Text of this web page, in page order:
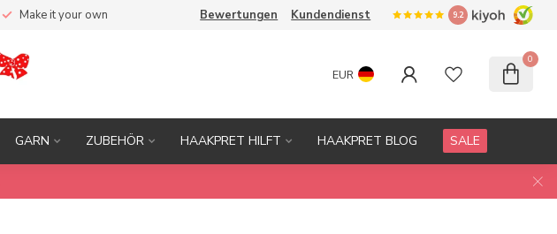
Make it your own Bewertungen Kundendienst 9.2
EUR
0
GARN ZUBEHÖR HAAKPRET HILFT HAAKPRET BLOG SALE